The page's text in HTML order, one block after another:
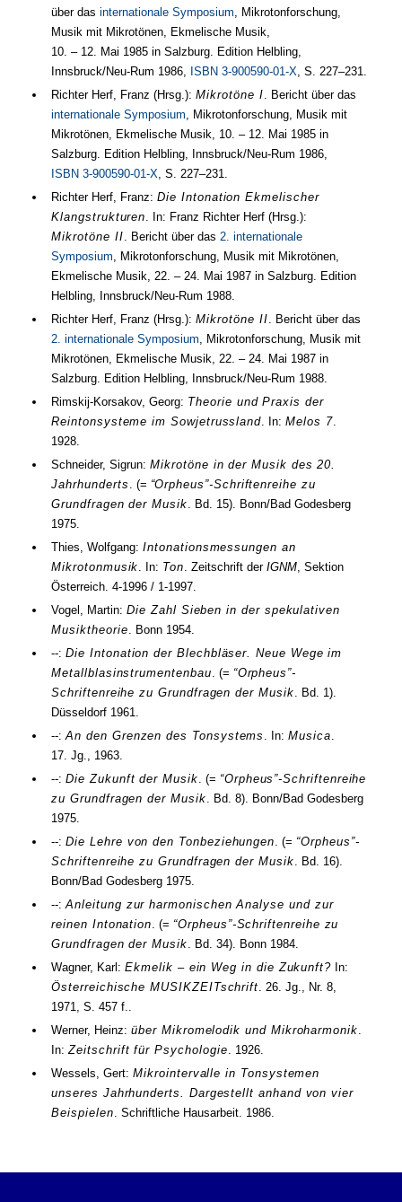
über dasinternationale Symposium , Mikrotonforschung,
Musik mit Mikrotönen, Ekmelische Musik,
10. – 12. Mai 1985 in Salzburg. Edition Helbling,
Innsbruck/Neu-Rum 1986 ISBN 3-900590-01-X ,S. 227–231
Richter Herf, Franz (Hrsg.):Mikrotöne I . Bericht über das
internationale Symposium , Mikrotonforschung, Musik mit
Mikrotönen, Ekmelische Musik, 10. – 12. Mai 1985 in
Salzburg. Edition Helbling, Innsbruck/Neu-Rum 1986
ISBN 3-900590-01-X ,S. 227–231
Richter Herf, Franz:Die Intonation Ekmelischer
Klangstrukturen . In: Franz Richter Herf (Hrsg.):
Mikrotöne II . Bericht über das 2. internationale
Symposium , Mikrotonforschung, Musik mit Mikrotönen,
Ekmelische Musik, 22. – 24. Mai 1987 in Salzburg. Edition
Helbling, Innsbruck/Neu-Rum 1988
Richter Herf, Franz (Hrsg.):Mikrotöne II . Bericht über das
2. internationale Symposium , Mikrotonforschung, Musik mit
Mikrotönen, Ekmelische Musik, 22. – 24. Mai 1987 in
Salzburg. Edition Helbling, Innsbruck/Neu-Rum 1988
Rimskij-Korsakov, Georg: Theorie und Praxis der
Reintonsysteme im Sowjetrussland . In:Melos 7.
1928
Schneider, Sigrun:Mikrotöne in der Musik des 20.
Jahrhunderts . (= “Orpheus”-Schriftenreihe zu
Grundfragen der Musik
Bd. 15). Bonn/Bad Godesberg
1975
Thies, Wolfgang:Intonationsmessungen an
Mikrotonmusik . In: Ton . Zeitschrift derIGNM , Sektion
Österreich.4-1996 / 1-1997
Vogel, Martin:Die Zahl Sieben in der spekulativen
Musiktheorie . Bonn 1954.
--:Die Intonation der Blechbläser. Neue Wege im
Metallblasinstrumentenbau . (= “Orpheus”-
Schriftenreihe zu Grundfragen der Musik
Bd. 1 ).
Düsseldorf 1961
--:An den Grenzen des Tonsystems . In:Musica
17.Jg. 1963
--:Die Zukunft der Musik . (= “Orpheus”-Schriftenreihe
zu Grundfragen der Musik
Bd. 8). Bonn/Bad Godesberg
1975
--:Die Lehre von den Tonbeziehungen . (= “Orpheus”-
Schriftenreihe zu Grundfragen der Musik
Bd. 16).
Bonn/Bad Godesberg 1975
--:Anleitung zur harmonischen Analyse und zur
reinen Intonation . (= “Orpheus”-Schriftenreihe zu
Grundfragen der Musik
Bd. 34). Bonn 1984.
Wagner, Karl:Ekmelik – ein Weg in die Zukunft? In:
Österreichische MUSIKZEITschrift
26.Jg. Nr. 8
1971
,S. 457 f.
Werner, Heinz:über Mikromelodik und Mikroharmonik
In:Zeitschrift für Psychologie 1926.
Wessels, Gert:Mikrointervalle in Tonsystemen
unseres Jahrhunderts. Dargestellt anhand von vier
Beispielen . Schriftliche Hausarbeit. 1986.